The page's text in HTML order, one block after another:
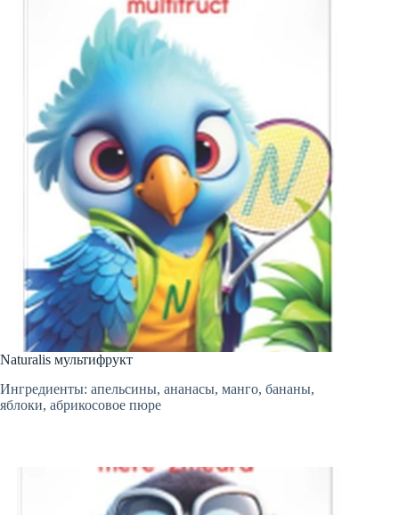
Naturalis мультифрукт
Ингредиенты: апельсины, ананасы, манго, бананы,
яблоки, абрикосовое пюре